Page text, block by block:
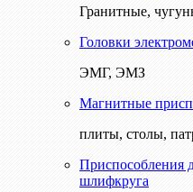
Гранитные,
Головки
ЭМГ, ЭМЗ
Магнитные
плиты, столы,
Приспособления
шлифкруга